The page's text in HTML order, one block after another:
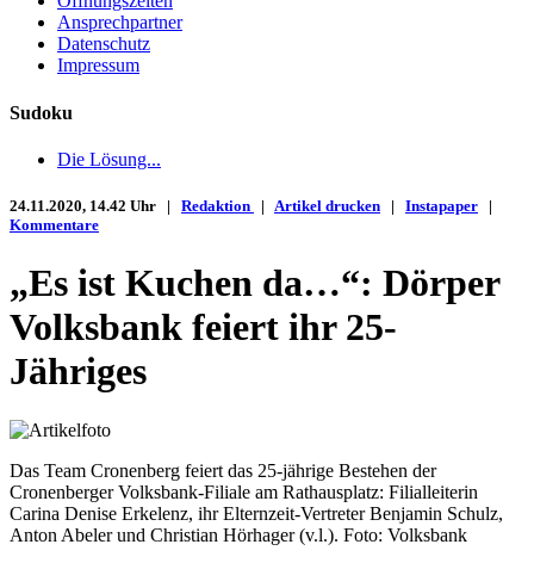
Ansprechpartner
Datenschutz
Impressum
Sudoku
Die Lösung...
24.11.2020, 14.42 Uhr | Redaktion | Artikel drucken | Instapaper |
Kommentare
„Es ist Kuchen da…“: Dörper
Volksbank feiert ihr 25-
Jähriges
Das Team Cronenberg feiert das 25-jährige Bestehen der
Cronenberger Volksbank-Filiale am Rathausplatz: Filialleiterin
Carina Denise Erkelenz, ihr Elternzeit-Vertreter Benjamin Schulz,
Anton Abeler und Christian Hörhager (v.l.). Foto: Volksbank